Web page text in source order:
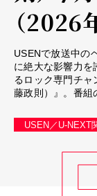
（2026
USENで放送中の
に絶大な影響力を
るロック専門チャ
藤政則）』。番組
USEN／U-NEXT